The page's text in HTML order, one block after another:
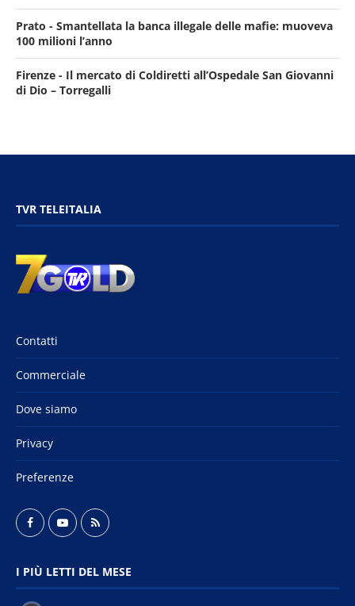
Prato - Smantellata la banca illegale delle mafie: muoveva
100 milioni l’anno
Firenze - Il mercato di Coldiretti all’Ospedale San Giovanni
di Dio – Torregalli
TVR TELEITALIA
Contatti
Commerciale
Dove siamo
Privacy
Preferenze
I PIÙ LETTI DEL MESE